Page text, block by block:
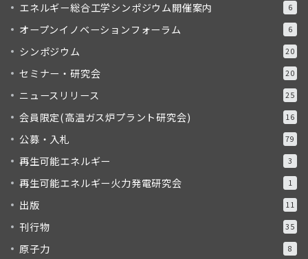
エネルギー総合工学シンポジウム開催案内 6
オープンイノベーションフォーラム 6
シンポジウム 20
セミナー・研究会 20
ニュースリリース 25
会員限定(高温ガス炉プラント研究会) 16
公募・入札 79
再生可能エネルギー 3
再生可能エネルギー火力発電研究会 1
出版 11
刊行物 35
原子力 8